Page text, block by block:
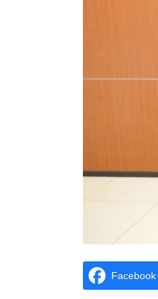
Facebook